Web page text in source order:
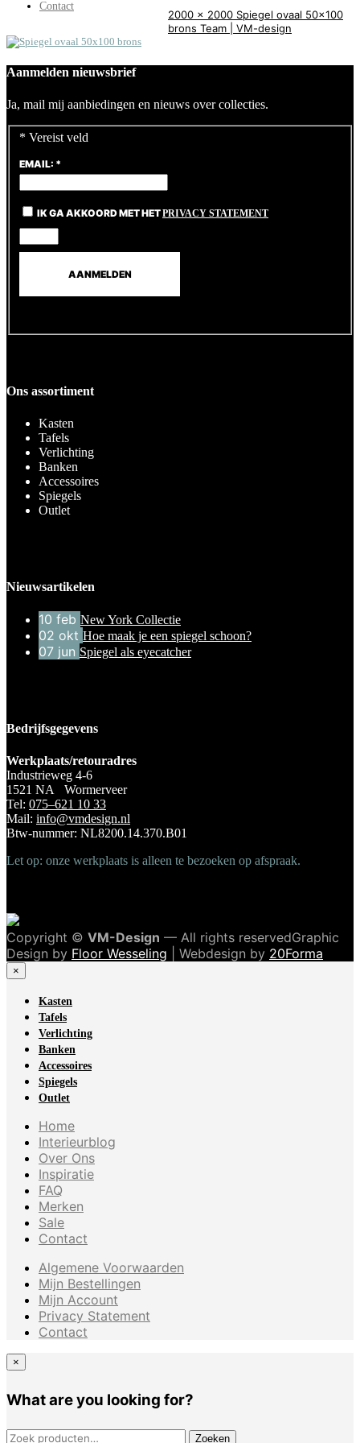
Contact
2000 x 2000 Spiegel ovaal 50×100
brons Team | VM-design
Aanmelden nieuwsbrief
Ja, mail mij aanbiedingen en nieuws over collecties.
* Vereist veld
EMAIL: *
IK GA AKKOORD MET HETPRIVACY STATEMENT
Ons assortiment
Kasten
Tafels
Verlichting
Banken
Accessoires
Spiegels
Outlet
Nieuwsartikelen
10 feb New York Collectie
02 okt Hoe maak je een spiegel schoon?
07 jun Spiegel als eyecatcher
Bedrijfsgegevens
Werkplaats/retouradres
Industrieweg 4-6
1521 NA Wormerveer
Tel: 075–621 10 33
Mail: info@vmdesign.nl
Btw-nummer: NL8200.14.370.B01
Let op: onze werkplaats is alleen te bezoeken op afspraak.
Copyright © VM-Design — All rights reservedGraphic
Design by Floor Wesseling | Webdesign by 20Forma
×
Kasten
Tafels
Verlichting
Banken
Accessoires
Spiegels
Outlet
Home
Interieurblog
Over Ons
Inspiratie
FAQ
Merken
Sale
Contact
Algemene Voorwaarden
Mijn Bestellingen
Mijn Account
Privacy Statement
Contact
×
What are you looking for?
ZOEKEN NAAR: Zoeken